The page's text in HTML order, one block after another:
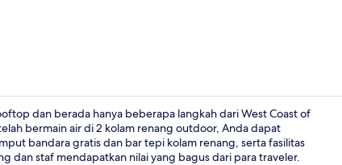
Fasilitas rapat
dan berada hanya beberapa langkah dari West Coast of
bermain air di 2 kolam renang outdoor, Anda dapat
bandara gratis dan bar tepi kolam renang, serta fasilitas
dan staf mendapatkan nilai yang bagus dari para traveler.